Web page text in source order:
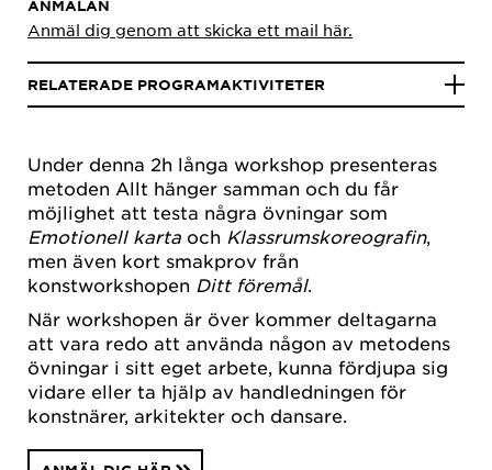
Under denna 2h långa workshop presenteras
metoden Allt hänger samman och du får
möjlighet att testa några övningar som
Emotionell karta och Klassrumskoreografin,
men även kort smakprov från
konstworkshopen Ditt föremål.
När workshopen är över kommer deltagarna
att vara redo att använda någon av metodens
övningar i sitt eget arbete, kunna fördjupa sig
vidare eller ta hjälp av handledningen för
konstnärer, arkitekter och dansare.
ANMÄLAN
Anmäl dig genom att skicka ett mail här.
RELATERADE PROGRAMAKTIVITETER